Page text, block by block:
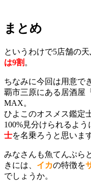
まとめ
というわけで5店舗の
は9割 。
ちなみに今回は用意で
覇市三原にある居酒屋
MAX。
ひよこのオスメス鑑定
100%見分けられるよう
士を名乗ろうと思いま
みなさんも魚てんぷら
きには、 イカの特徴を
でしょうか。